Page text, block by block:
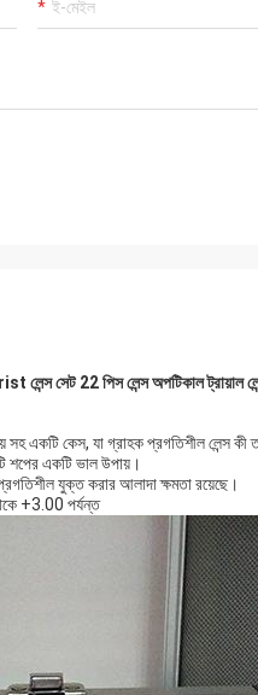
সেট 22 পিস লেন্স অপটিকাল ট্রায়াল
সহ একটি কেস, যা গ্রাহক প্রগতিশীল লেন্স
শপের একটি ভাল উপায়।
যুক্ত করার আলাদা ক্ষমতা রয়েছে।
+3.00 পর্যন্ত